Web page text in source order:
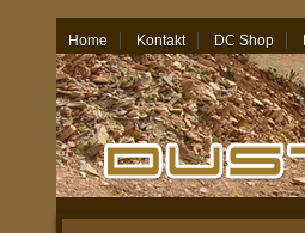
Home Kontakt DC Shop
10.08.26 - 06:56